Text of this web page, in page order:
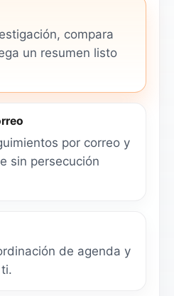
compara
un resumen listo
por correo y
sin persecución
de agenda y